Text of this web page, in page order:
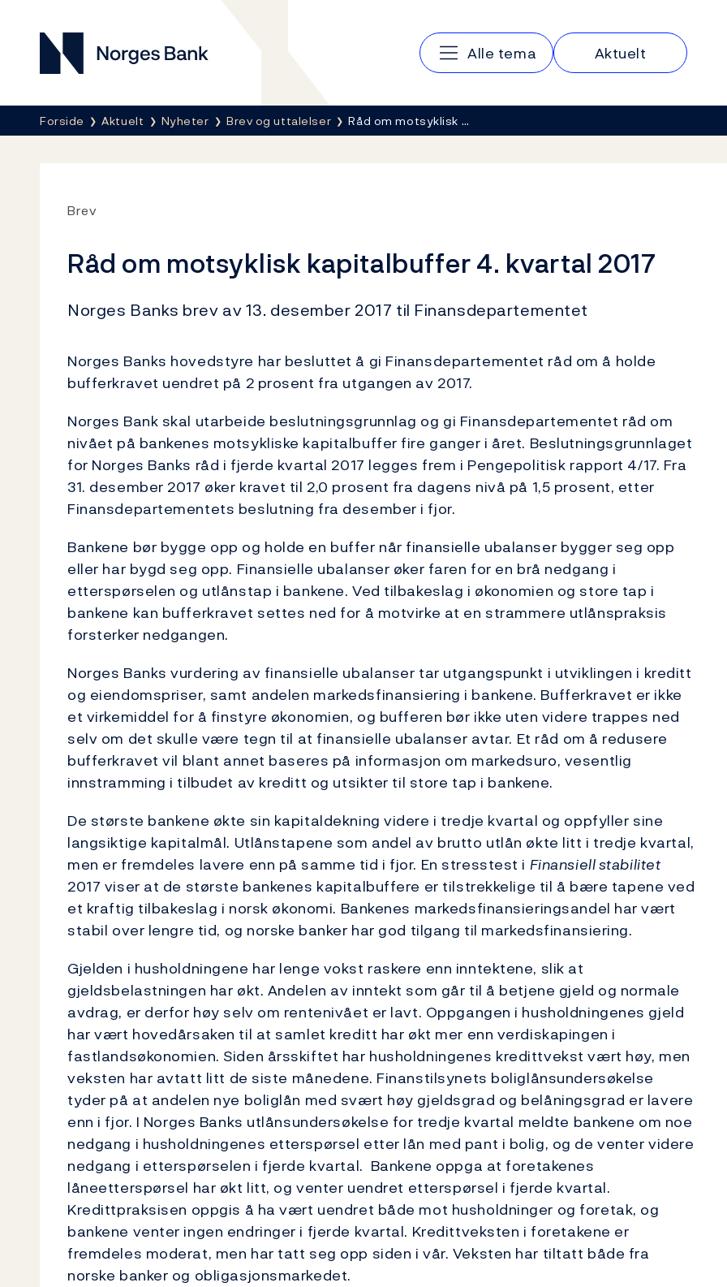
Norges Bank
Hovedmeny
Alle tema Aktuelt
Her er du nå:
Forside Aktuelt Nyheter Brev og uttalelser Råd om motsyklisk …
Brev
Råd om motsyklisk kapitalbuffer 4. kvartal 2017
Norges Banks brev av 13. desember 2017 til Finansdepartementet
Norges Banks hovedstyre har besluttet å gi Finansdepartementet råd om å holde
bufferkravet uendret på 2 prosent fra utgangen av 2017.
Norges Bank skal utarbeide beslutningsgrunnlag og gi Finansdepartementet råd om
nivået på bankenes motsykliske kapitalbuffer fire ganger i året. Beslutningsgrunnlaget
for Norges Banks råd i fjerde kvartal 2017 legges frem i Pengepolitisk rapport 4/17. Fra
31. desember 2017 øker kravet til 2,0 prosent fra dagens nivå på 1,5 prosent, etter
Finansdepartementets beslutning fra desember i fjor.
Bankene bør bygge opp og holde en buffer når finansielle ubalanser bygger seg opp
eller har bygd seg opp. Finansielle ubalanser øker faren for en brå nedgang i
etterspørselen og utlånstap i bankene. Ved tilbakeslag i økonomien og store tap i
bankene kan bufferkravet settes ned for å motvirke at en strammere utlånspraksis
forsterker nedgangen.
Norges Banks vurdering av finansielle ubalanser tar utgangspunkt i utviklingen i kreditt
og eiendomspriser, samt andelen markedsfinansiering i bankene. Bufferkravet er ikke
et virkemiddel for å finstyre økonomien, og bufferen bør ikke uten videre trappes ned
selv om det skulle være tegn til at finansielle ubalanser avtar. Et råd om å redusere
bufferkravet vil blant annet baseres på informasjon om markedsuro, vesentlig
innstramming i tilbudet av kreditt og utsikter til store tap i bankene.
De største bankene økte sin kapitaldekning videre i tredje kvartal og oppfyller sine
langsiktige kapitalmål. Utlånstapene som andel av brutto utlån økte litt i tredje kvartal,
men er fremdeles lavere enn på samme tid i fjor. En stresstest i Finansiell stabilitet
2017 viser at de største bankenes kapitalbuffere er tilstrekkelige til å bære tapene ved
et kraftig tilbakeslag i norsk økonomi. Bankenes markedsfinansieringsandel har vært
stabil over lengre tid, og norske banker har god tilgang til markedsfinansiering.
Gjelden i husholdningene har lenge vokst raskere enn inntektene, slik at
gjeldsbelastningen har økt. Andelen av inntekt som går til å betjene gjeld og normale
avdrag, er derfor høy selv om rentenivået er lavt. Oppgangen i husholdningenes gjeld
har vært hovedårsaken til at samlet kreditt har økt mer enn verdiskapingen i
fastlandsøkonomien. Siden årsskiftet har husholdningenes kredittvekst vært høy, men
veksten har avtatt litt de siste månedene. Finanstilsynets boliglånsundersøkelse
tyder på at andelen nye boliglån med svært høy gjeldsgrad og belåningsgrad er lavere
enn i fjor. I Norges Banks utlånsundersøkelse for tredje kvartal meldte bankene om noe
nedgang i husholdningenes etterspørsel etter lån med pant i bolig, og de venter videre
nedgang i etterspørselen i fjerde kvartal. Bankene oppga at foretakenes
låneetterspørsel har økt litt, og venter uendret etterspørsel i fjerde kvartal.
Kredittpraksisen oppgis å ha vært uendret både mot husholdninger og foretak, og
bankene venter ingen endringer i fjerde kvartal. Kredittveksten i foretakene er
fremdeles moderat, men har tatt seg opp siden i vår. Veksten har tiltatt både fra
norske banker og obligasjonsmarkedet.